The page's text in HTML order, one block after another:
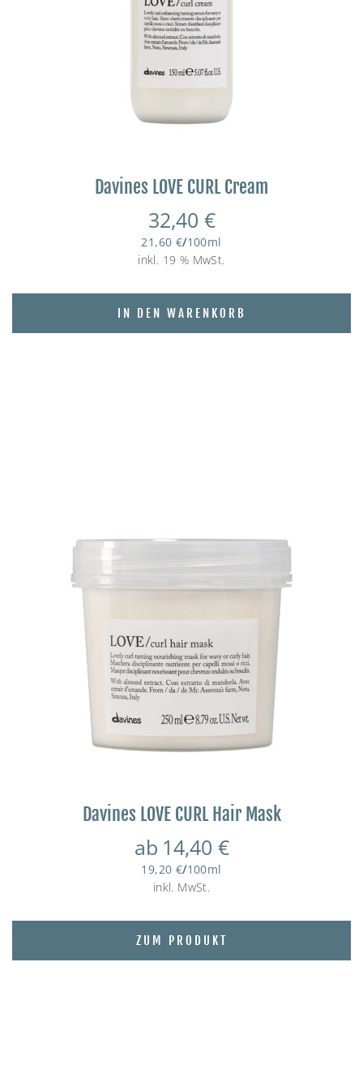
Davines LOVE CURL Cream
32,40 €
21,60 €/100ml
inkl. 19 % MwSt.
IN DEN WARENKORB
Davines LOVE CURL Hair Mask
ab 14,40 €
19,20 €/100ml
inkl. MwSt.
ZUM PRODUKT